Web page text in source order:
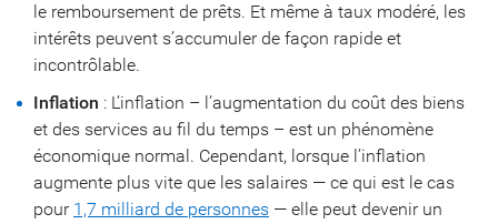
le remboursement de prêts. Et même à taux modéré, les
intérêts peuvent s’accumuler de façon rapide et
incontrôlable.
Inflation : L’inflation – l’augmentation du coût des biens
et des services au fil du temps – est un phénomène
économique normal. Cependant, lorsque l’inflation
augmente plus vite que les salaires — ce qui est le cas
pour 1,7 milliard de personnes — elle peut devenir un